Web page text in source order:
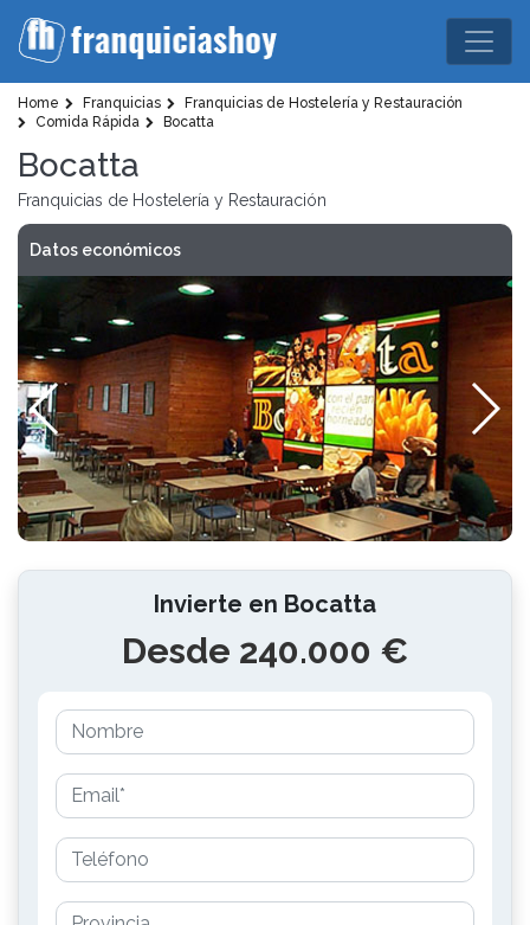
Home Franquicias
Franquicias de Hostelería y Restauración
Comida Rápida
Bocatta
Bocatta
Franquicias de Hostelería y Restauración
Datos económicos
Invierte en Bocatta
Desde 240.000 €